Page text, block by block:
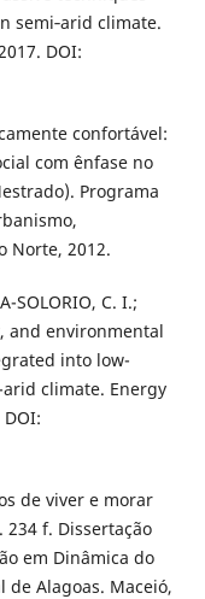
semi‑arid climate.
DOI:
confortável:
com ênfase no
Programa
Norte, 2012.
SOLORIO, C. I.;
and environmental
into low-
climate. Energy
de viver e morar
f. Dissertação
em Dinâmica do
de Alagoas. Maceió,